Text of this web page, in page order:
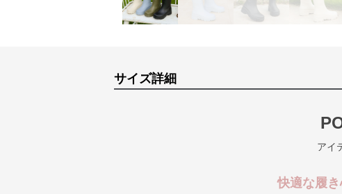
サイズ詳細
アイ
快適な履